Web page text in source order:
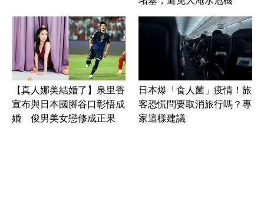
【真人娜美結婚了】泉里香
宣布與日本國腳谷口彰悟成
婚 俊男美女戀修成正果
日本爆「食人菌」疫情！旅
客恐慌問要取消旅行嗎？專
家這樣建議